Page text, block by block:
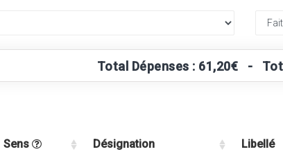
Total Dépenses : 61,20€ -
Sens Désignation Libellé